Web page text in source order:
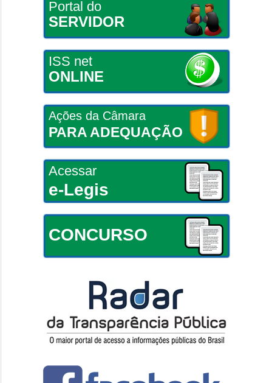
Portal do
SERVIDOR
ISS net
ONLINE
Ações da Câmara
PARA ADEQUAÇÃO
Acessar
e-Legis
CONCURSO